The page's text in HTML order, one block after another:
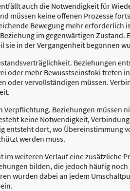
auch die Notwendigkeit für
müssen keine offenen Prozesse
Bewegung mehr erforderlich
im gegenwärtigen Zustand.
sie in der Vergangenheit begonnen
Beziehungen
oder mehr Bewusstseinsfoki treten
oder vervollständigen müssen.
Verpflichtung. Beziehungen
keine Notwendigkeit,
entsteht dort, wo Übereinstimmung
werden muss.
im weiteren Verlauf eine zusätzliche
bilden, die jedoch häufig
wurden dabei an jedem